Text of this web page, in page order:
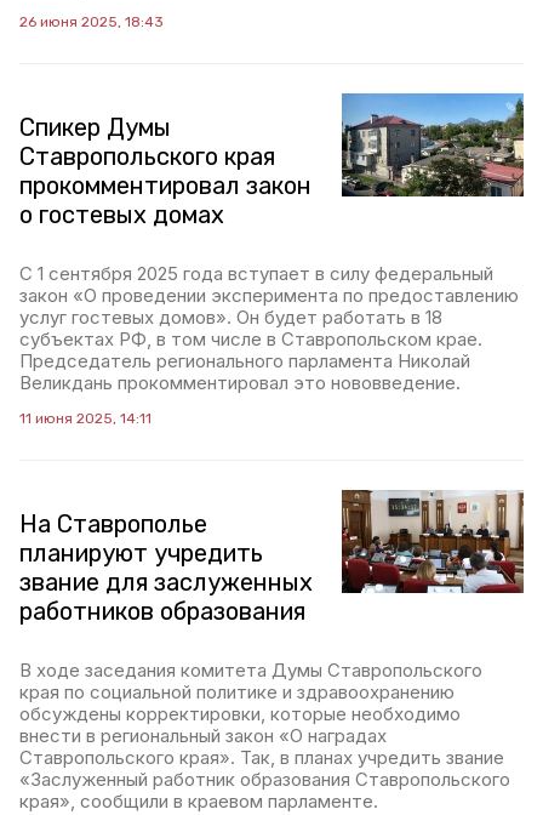
26 июня 2025, 18:43
Спикер Думы
Ставропольского края
прокомментировал закон
о гостевых домах
С 1 сентября 2025 года вступает в силу федеральный
закон «О проведении эксперимента по предоставлению
услуг гостевых домов». Он будет работать в 18
субъектах РФ, в том числе в Ставропольском крае.
Председатель регионального парламента Николай
Великдань прокомментировал это нововведение.
11 июня 2025, 14:11
На Ставрополье
планируют учредить
звание для заслуженных
работников образования
В ходе заседания комитета Думы Ставропольского
края по социальной политике и здравоохранению
обсуждены корректировки, которые необходимо
внести в региональный закон «О наградах
Ставропольского края». Так, в планах учредить звание
«Заслуженный работник образования Ставропольского
края», сообщили в краевом парламенте.